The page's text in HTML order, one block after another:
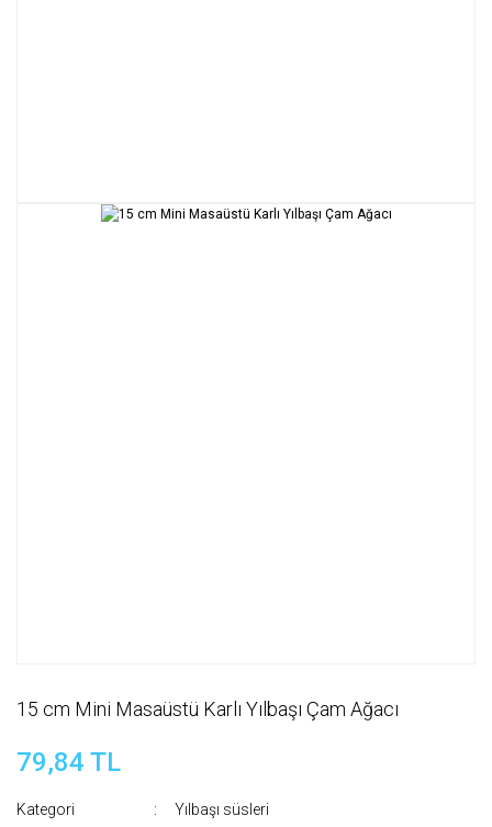
15 cm Mini Masaüstü Karlı Yılbaşı Çam Ağacı
79,84 TL
Kategori
Yılbaşı süsleri